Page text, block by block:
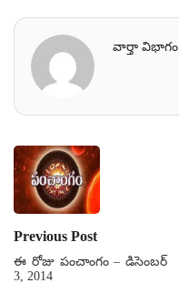
వార్తా విభాగం
Previous Post
ఈ రోజు పంచాంగం – డిసెంబర్
3, 2014